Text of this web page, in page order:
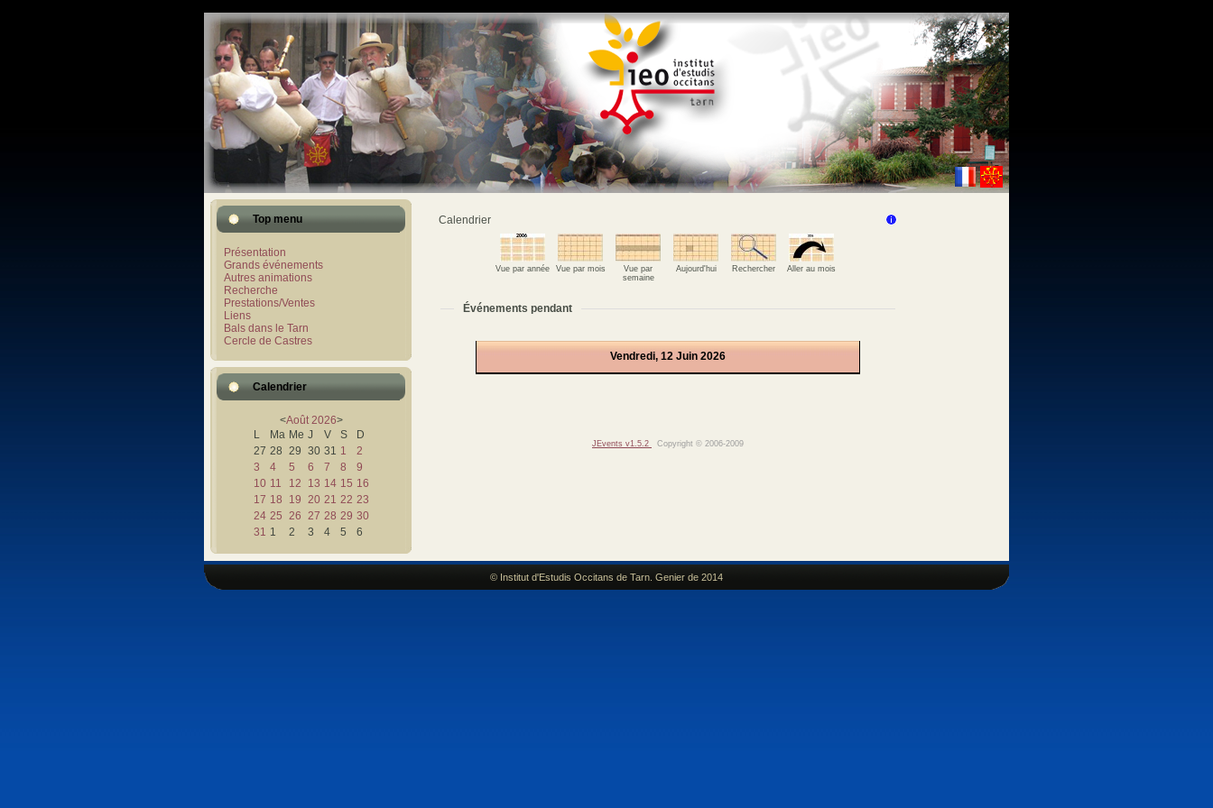
Top menu
Présentation
Grands événements
Autres animations
Recherche
Prestations/Ventes
Liens
Bals dans le Tarn
Cercle de Castres
Calendrier
<Août 2026>
L
Ma Me J V S
D
27 28 29 30 31 1
2
3
4 5 6 7 8
9
10 11 12 13 14 15 16
17 18 19 20 21 22 23
24 25 26 27 28 29 30
31 1 2 3 4 5 6
Calendrier
Vue par année Vue par mois
Vue par
semaine
Aujourd'hui Rechercher Aller au mois
Événements pendant
Vendredi, 12 Juin 2026
JEvents v1.5.2 Copyright © 2006-2009
© Institut d'Estudis Occitans de Tarn. Genier de 2014